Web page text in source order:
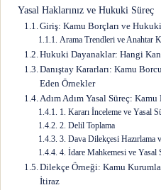
Yasal Haklarınız ve Hukuki Süreç
Giriş: Kamu Borçları ve
Arama Trendleri ve Anahtar
Hukuki Dayanaklar: Hangi
Danıştay Kararları: Kamu
Eden Örnekler
Adım Adım Yasal Süreç:
1. Kararı İnceleme ve Yasal
2. Delil Toplama
3. Dava Dilekçesi Hazırlama
4. İdare Mahkemesi ve Yasal
Dilekçe Örneği: Kamu
İtiraz